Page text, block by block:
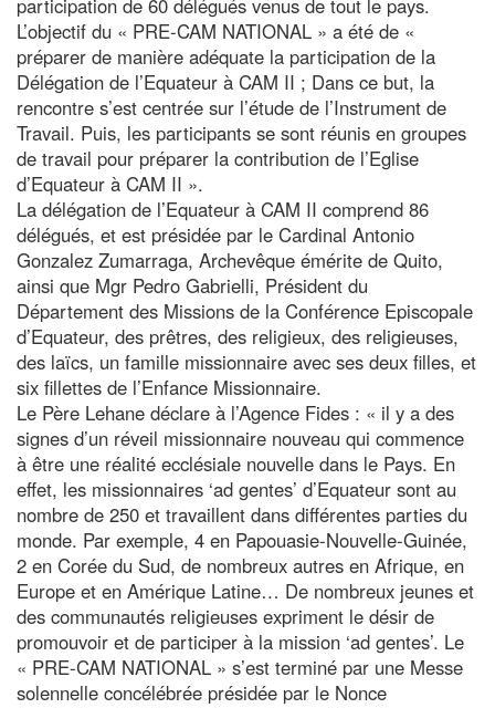
L’objectif du « PRE-CAM NATIONAL » a été de «
préparer de manière adéquate la participation de la
Délégation de l’Equateur à CAM II ; Dans ce but, la
rencontre s’est centrée sur l’étude de l’Instrument de
Travail. Puis, les participants se sont réunis en groupes
de travail pour préparer la contribution de l’Eglise
d’Equateur à CAM II ».
La délégation de l’Equateur à CAM II comprend 86
délégués, et est présidée par le Cardinal Antonio
Gonzalez Zumarraga, Archevêque émérite de Quito,
ainsi que Mgr Pedro Gabrielli, Président du
Département des Missions de la Conférence Episcopale
d’Equateur, des prêtres, des religieux, des religieuses,
des laïcs, un famille missionnaire avec ses deux filles, et
six fillettes de l’Enfance Missionnaire.
Le Père Lehane déclare à l’Agence Fides : « il y a des
signes d’un réveil missionnaire nouveau qui commence
à être une réalité ecclésiale nouvelle dans le Pays. En
effet, les missionnaires ‘ad gentes’ d’Equateur sont au
nombre de 250 et travaillent dans différentes parties du
monde. Par exemple, 4 en Papouasie-Nouvelle-Guinée,
2 en Corée du Sud, de nombreux autres en Afrique, en
Europe et en Amérique Latine… De nombreux jeunes et
des communautés religieuses expriment le désir de
promouvoir et de participer à la mission ‘ad gentes’. Le
« PRE-CAM NATIONAL » s’est terminé par une Messe
solennelle concélébrée présidée par le Nonce